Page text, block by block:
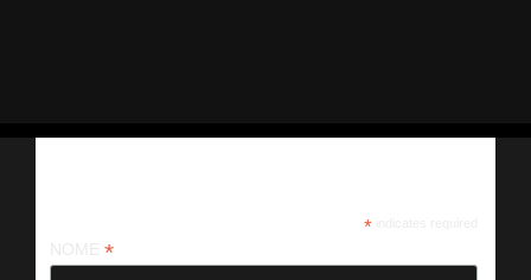
*indicates required
*